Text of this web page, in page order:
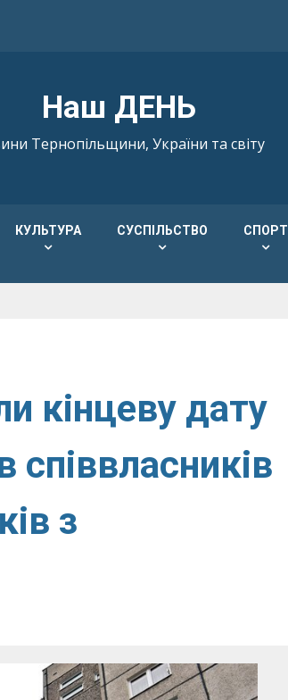
Наш ДЕНЬ
Тернопільщини, України та світу
КУЛЬТУРА СУСПІЛЬСТВО СПОРТ
кінцеву дату
співвласників
з